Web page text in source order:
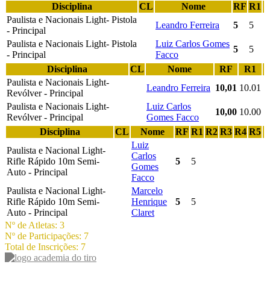
Disciplina CL Nome RF R1
Paulista e Nacionais Light- Pistola
- Principal
Leandro Ferreira 5
5
Paulista e Nacionais Light- Pistola
- Principal
Luiz Carlos Gomes
Facco
5
5
Disciplina
CL Nome RF
R1
Paulista e Nacionais Light-
Revólver - Principal
Leandro Ferreira 10,01 10.01
Paulista e Nacionais Light-
Revólver - Principal
Luiz Carlos
Gomes Facco
10,00 10.00
Disciplina
CL Nome RF R1 R2 R3 R4 R5
Paulista e Nacional Light-
Rifle Rápido 10m Semi-
Auto - Principal
Luiz
Carlos
Gomes
Facco
5 5
Paulista e Nacional Light-
Rifle Rápido 10m Semi-
Auto - Principal
Marcelo
Henrique
Claret
5 5
Nº de Atletas: 3
Nº de Participações: 7
Total de Inscrições: 7